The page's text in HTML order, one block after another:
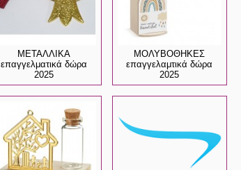
ΜΕΤΑΛΛΙΚΑ
επαγγελματικά δώρα
2025
ΜΟΛΥΒΟΘΗΚΕΣ
επαγγελαμτικά δώρα
2025